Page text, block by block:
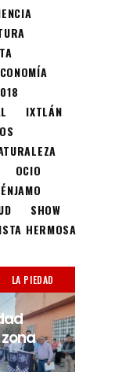
IXTLÁN
OCIO
SHOW
HERMOSA
LA PIEDAD